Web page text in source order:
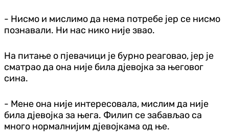
- Нисмо и мислимо да нема потребе јер се нисмо
познавали. Ни нас нико није звао.
На питање о пјевачици је бурно реаговао, јер је
сматрао да она није била дјевојка за његовог
сина.
- Мене она није интересовала, мислим да није
била дјевојка за њега. Филип се забављао са
много нормалнијим дјевојкама од ње.